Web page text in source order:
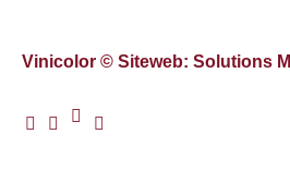
Vinicolor © Siteweb: Solutions M